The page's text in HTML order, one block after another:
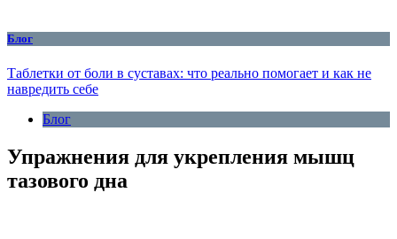
Блог
Таблетки от боли в суставах: что реально помогает и как не
навредить себе
Блог
Упражнения для укрепления мышц
тазового дна